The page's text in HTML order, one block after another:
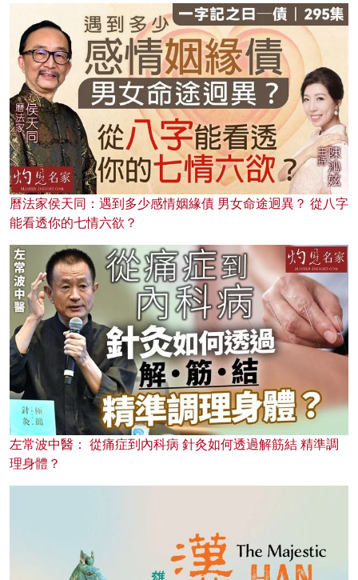
曆法家侯天同：遇到多少感情姻緣債 男女命途迥異？ 從八字
能看透你的七情六欲？
左常波中醫： 從痛症到內科病 針灸如何透過解筋結 精準調
理身體？